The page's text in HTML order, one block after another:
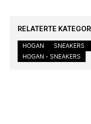
RELATERTE
HOGAN SNEAKERS
HOGAN - SNEAKERS